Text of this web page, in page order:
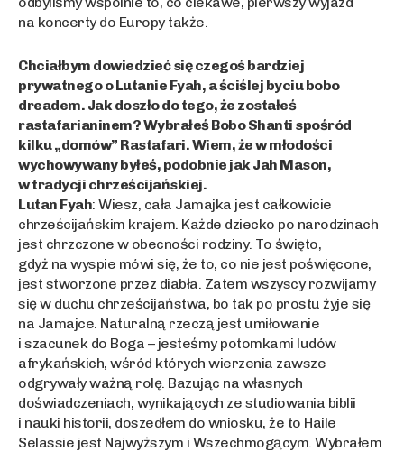
na koncerty do Europy także.
Chciałbym dowiedzieć się czegoś bardziej
prywatnego o Lutanie Fyah, a ściślej byciu bobo
dreadem. Jak doszło do tego, że zostałeś
rastafarianinem? Wybrałeś Bobo Shanti spośród
kilku „domów” Rastafari. Wiem, że w młodości
wychowywany byłeś, podobnie jak Jah Mason,
w tradycji chrześcijańskiej.
Lutan Fyah: Wiesz, cała Jamajka jest całkowicie
chrześcijańskim krajem. Każde dziecko po narodzinach
jest chrzczone w obecności rodziny. To święto,
gdyż na wyspie mówi się, że to, co nie jest poświęcone,
jest stworzone przez diabła. Zatem wszyscy rozwijamy
się w duchu chrześcijaństwa, bo tak po prostu żyje się
na Jamajce. Naturalną rzeczą jest umiłowanie
i szacunek do Boga – jesteśmy potomkami ludów
afrykańskich, wśród których wierzenia zawsze
odgrywały ważną rolę. Bazując na własnych
doświadczeniach, wynikających ze studiowania biblii
i nauki historii, doszedłem do wniosku, że to Haile
Selassie jest Najwyższym i Wszechmogącym. Wybrałem